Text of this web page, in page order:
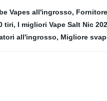
Vapes all'ingrosso,
tiri, I migliori Vape Salt Nic
all'ingrosso, Migliore